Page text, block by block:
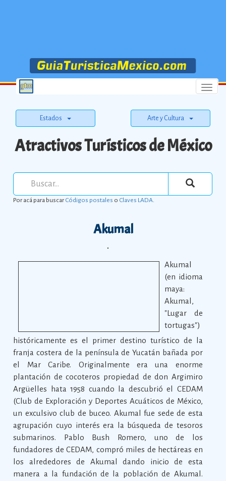
Menu
Estados Arte y Cultura
Atractivos Turísticos de México
Por acá para buscarCódigos postales o Claves LADA.
Akumal
Akumal
(en idioma
maya:
Akumal,
"Lugar de
tortugas")
históricamente es el primer destino turístico de la
franja costera de la península de Yucatán bañada por
el Mar Caribe. Originalmente era una enorme
plantación de cocoteros propiedad de don Argimiro
Argüelles hata 1958 cuando la descubrió el CEDAM
(Club de Exploración y Deportes Acuáticos de México,
un exculsivo club de buceo. Akumal fue sede de esta
agrupación cuyo interés era la búsqueda de tesoros
submarinos. Pablo Bush Romero, uno de los
fundadores de CEDAM, compró miles de hectáreas en
los alrededores de Akumal dando inicio de esta
manera a la fundación de la población de Akumal.